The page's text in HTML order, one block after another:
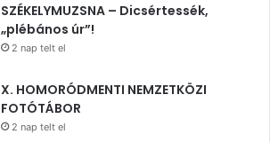
SZÉKELYMUZSNA – Dicsértessék,
„plébános úr”!
2 nap telt el
X. HOMORÓDMENTI NEMZETKÖZI
FOTÓTÁBOR
2 nap telt el